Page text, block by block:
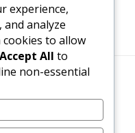
(GDPR)
experience,
analyze
cookies to allow
Accept All to
non-essential